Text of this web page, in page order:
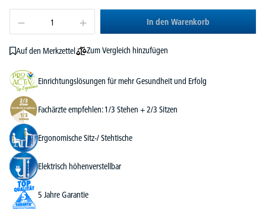
In den Warenkorb
Auf den Merkzettel Zum Vergleich hinzufügen
Einrichtungslösungen für mehr Gesundheit und Erfolg
Fachärzte empfehlen: 1/3 Stehen + 2/3 Sitzen
Ergonomische Sitz-/ Stehtische
Elektrisch höhenverstellbar
5 Jahre Garantie